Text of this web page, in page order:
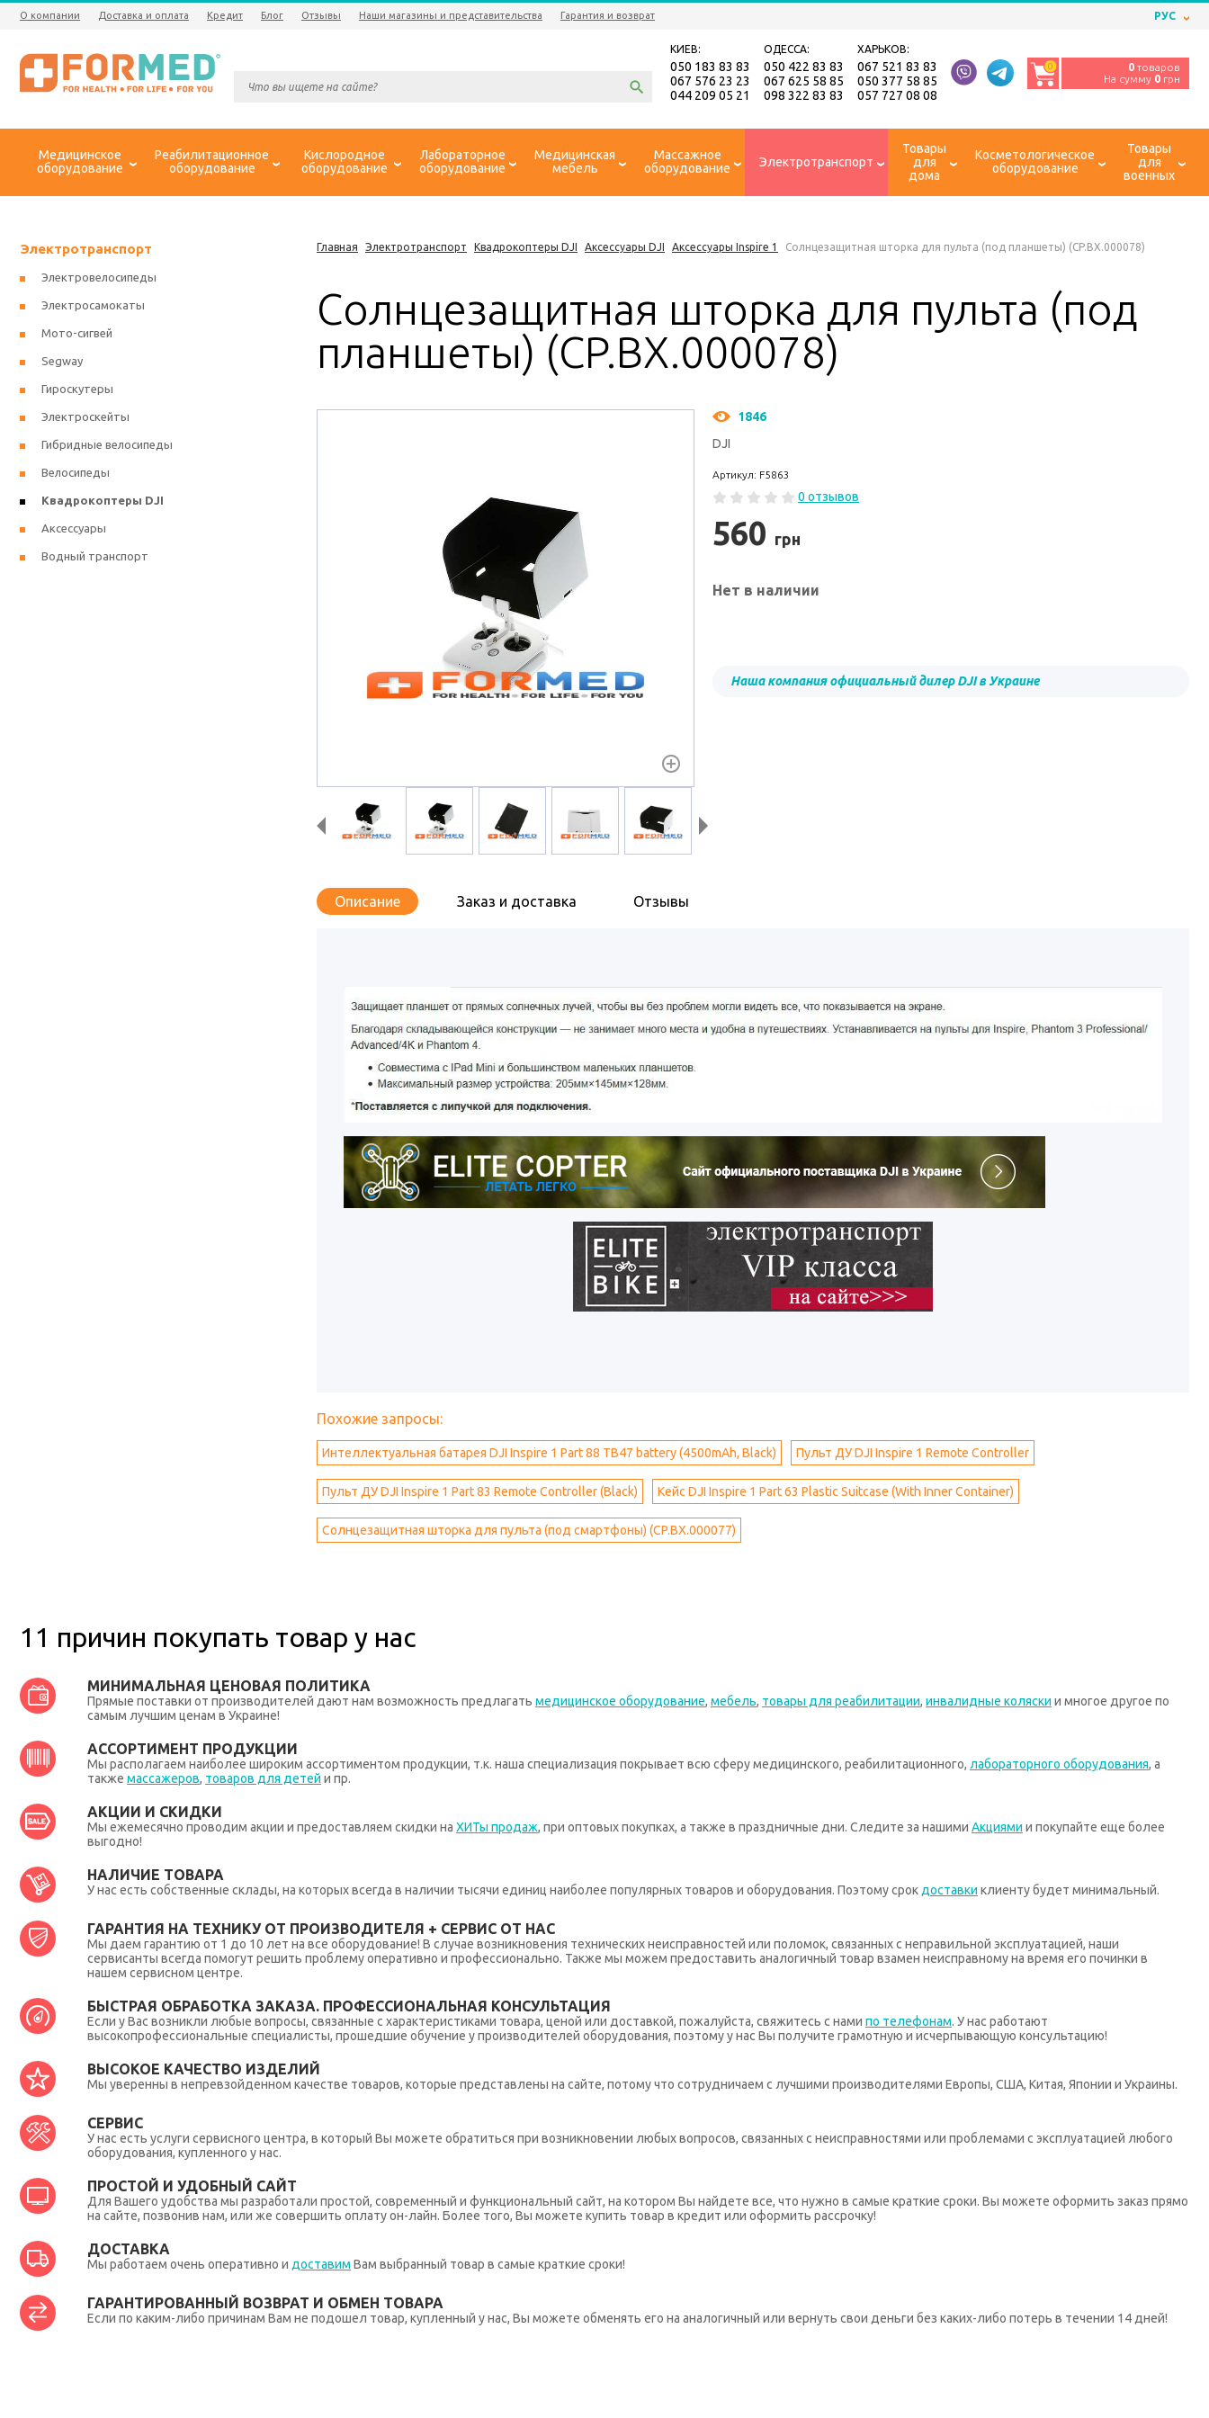
О компании Доставка и оплата Кредит Блог Отзывы Наши магазины и представительства Гарантия и возврат РУС
КИЕВ:
050 183 83 83
067 576 23 23
044 209 05 21
ОДЕССА:
050 422 83 83
067 625 58 85
098 322 83 83
ХАРЬКОВ:
067 521 83 83
050 377 58 85
057 727 08 08
0 0 товаров
На сумму 0 грн
Медицинское
оборудование
Реабилитационное
оборудование
Кислородное
оборудование
Лабораторное
оборудование
Медицинская
мебель
Массажное
оборудование
Электротранспорт
Товары
для
дома
Косметологическое
оборудование
Товары
для
военных
Главная Электротранспорт Квадрокоптеры DJI Аксессуары DJI Аксессуары Inspire 1 Солнцезащитная шторка для пульта (под планшеты) (CP.BX.000078)
Солнцезащитная шторка для пульта (под
планшеты) (CP.BX.000078)
1846
DJI
Артикул: F5863
0 отзывов
560 грн
Нет в наличии
Наша компания официальный дилер DJI в Украине
Описание Заказ и доставка Отзывы
Похожие запросы:
Интеллектуальная батарея DJI Inspire 1 Part 88 TB47 battery (4500mAh, Black) Пульт ДУ DJI Inspire 1 Remote Controller
Пульт ДУ DJI Inspire 1 Part 83 Remote Controller (Black) Кейс DJI Inspire 1 Part 63 Plastic Suitcase (With Inner Container)
Солнцезащитная шторка для пульта (под смартфоны) (CP.BX.000077)
Электротранспорт
Электровелосипеды
Электросамокаты
Мото-сигвей
Segway
Гироскутеры
Электроскейты
Гибридные велосипеды
Велосипеды
Квадрокоптеры DJI
Аксессуары
Водный транспорт
11 причин покупать товар у нас
МИНИМАЛЬНАЯ ЦЕНОВАЯ ПОЛИТИКА
Прямые поставки от производителей дают нам возможность предлагать медицинское оборудование, мебель, товары для реабилитации, инвалидные коляски и многое другое по
самым лучшим ценам в Украине!
АССОРТИМЕНТ ПРОДУКЦИИ
Мы располагаем наиболее широким ассортиментом продукции, т.к. наша специализация покрывает всю сферу медицинского, реабилитационного, лабораторного оборудования, а
также массажеров, товаров для детей и пр.
АКЦИИ И СКИДКИ
Мы ежемесячно проводим акции и предоставляем скидки на ХИТы продаж, при оптовых покупках, а также в праздничные дни. Следите за нашими Акциями и покупайте еще более
выгодно!
НАЛИЧИЕ ТОВАРА
У нас есть собственные склады, на которых всегда в наличии тысячи единиц наиболее популярных товаров и оборудования. Поэтому срок доставки клиенту будет минимальный.
ГАРАНТИЯ НА ТЕХНИКУ ОТ ПРОИЗВОДИТЕЛЯ + СЕРВИС ОТ НАС
Мы даем гарантию от 1 до 10 лет на все оборудование! В случае возникновения технических неисправностей или поломок, связанных с неправильной эксплуатацией, наши
сервисанты всегда помогут решить проблему оперативно и профессионально. Также мы можем предоставить аналогичный товар взамен неисправному на время его починки в
нашем сервисном центре.
БЫСТРАЯ ОБРАБОТКА ЗАКАЗА. ПРОФЕССИОНАЛЬНАЯ КОНСУЛЬТАЦИЯ
Если у Вас возникли любые вопросы, связанные с характеристиками товара, ценой или доставкой, пожалуйста, свяжитесь с нами по телефонам. У нас работают
высокопрофессиональные специалисты, прошедшие обучение у производителей оборудования, поэтому у нас Вы получите грамотную и исчерпывающую консультацию!
ВЫСОКОЕ КАЧЕСТВО ИЗДЕЛИЙ
Мы уверенны в непревзойденном качестве товаров, которые представлены на сайте, потому что сотрудничаем с лучшими производителями Европы, США, Китая, Японии и Украины.
СЕРВИС
У нас есть услуги сервисного центра, в который Вы можете обратиться при возникновении любых вопросов, связанных с неисправностями или проблемами с эксплуатацией любого
оборудования, купленного у нас.
ПРОСТОЙ И УДОБНЫЙ САЙТ
Для Вашего удобства мы разработали простой, современный и функциональный сайт, на котором Вы найдете все, что нужно в самые краткие сроки. Вы можете оформить заказ прямо
на сайте, позвонив нам, или же совершить оплату он-лайн. Более того, Вы можете купить товар в кредит или оформить рассрочку!
ДОСТАВКА
Мы работаем очень оперативно и доставим Вам выбранный товар в самые краткие сроки!
ГАРАНТИРОВАННЫЙ ВОЗВРАТ И ОБМЕН ТОВАРА
Если по каким-либо причинам Вам не подошел товар, купленный у нас, Вы можете обменять его на аналогичный или вернуть свои деньги без каких-либо потерь в течении 14 дней!